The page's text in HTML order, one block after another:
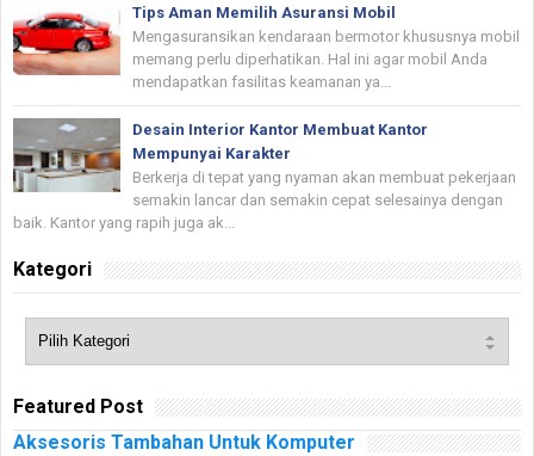
Tips Aman Memilih Asuransi Mobil
Mengasuransikan kendaraan bermotor khususnya mobil
memang perlu diperhatikan. Hal ini agar mobil Anda
mendapatkan fasilitas keamanan ya...
Desain Interior Kantor Membuat Kantor
Mempunyai Karakter
Berkerja di tepat yang nyaman akan membuat pekerjaan
semakin lancar dan semakin cepat selesainya dengan
baik. Kantor yang rapih juga ak...
Kategori
Featured Post
Aksesoris Tambahan Untuk Komputer